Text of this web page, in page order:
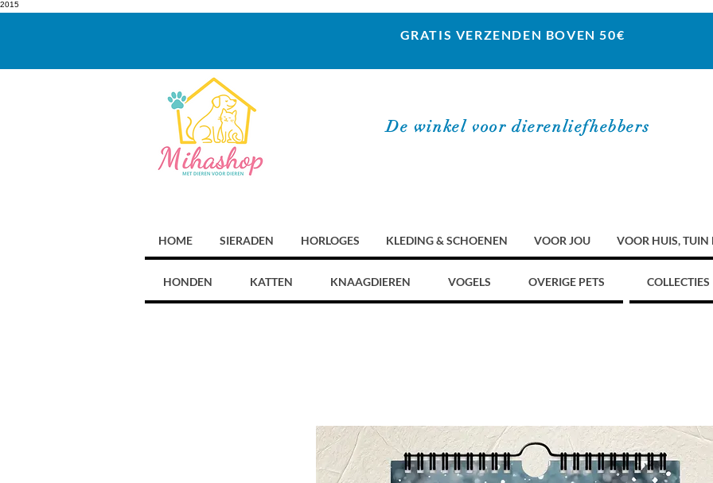
2015
GRATIS VERZENDEN BOVEN 50€
De winkel voor dierenliefhebbers
HOME SIERADEN HORLOGES KLEDING & SCHOENEN VOOR JOU VOOR HUIS, TUIN
HONDEN KATTEN KNAAGDIEREN VOGELS OVERIGE PETS COLLECTIES